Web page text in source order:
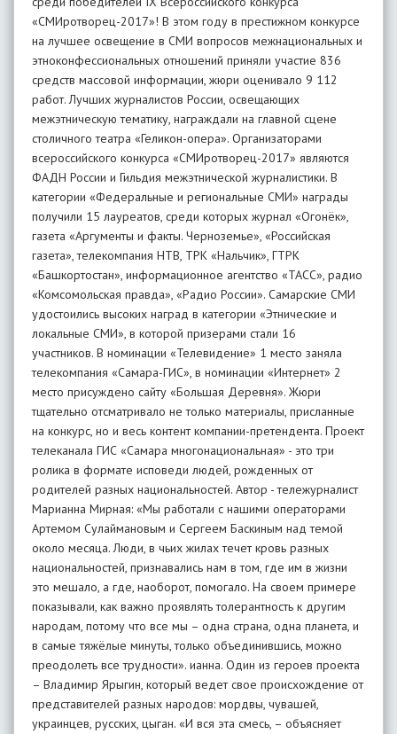
«СМИротворец-2017»! В этом году в престижном конкурсе
на лучшее освещение в СМИ вопросов межнациональных и
этноконфессиональных отношений приняли участие 836
средств массовой информации, жюри оценивало 9 112
работ. Лучших журналистов России, освещающих
межэтническую тематику, награждали на главной сцене
столичного театра «Геликон-опера». Организаторами
всероссийского конкурса «СМИротворец-2017» являются
ФАДН России и Гильдия межэтнической журналистики. В
категории «Федеральные и региональные СМИ» награды
получили 15 лауреатов, среди которых журнал «Огонёк»,
газета «Аргументы и факты. Черноземье», «Российская
газета», телекомпания НТВ, ТРК «Нальчик», ГТРК
«Башкортостан», информационное агентство «ТАСС», радио
«Комсомольская правда», «Радио России». Самарские СМИ
удостоились высоких наград в категории «Этнические и
локальные СМИ», в которой призерами стали 16
участников. В номинации «Телевидение» 1 место заняла
телекомпания «Самара-ГИС», в номинации «Интернет» 2
место присуждено сайту «Большая Деревня». Жюри
тщательно отсматривало не только материалы, присланные
на конкурс, но и весь контент компании-претендента. Проект
телеканала ГИС «Самара многонациональная» - это три
ролика в формате исповеди людей, рожденных от
родителей разных национальностей. Автор - тележурналист
Марианна Мирная: «Мы работали с нашими операторами
Артемом Сулаймановым и Сергеем Баскиным над темой
около месяца. Люди, в чьих жилах течет кровь разных
национальностей, признавались нам в том, где им в жизни
это мешало, а где, наоборот, помогало. На своем примере
показывали, как важно проявлять толерантность к другим
народам, потому что все мы – одна страна, одна планета, и
в самые тяжёлые минуты, только объединившись, можно
преодолеть все трудности». ианна. Один из героев проекта
– Владимир Ярыгин, который ведет свое происхождение от
представителей разных народов: мордвы, чувашей,
украинцев, русских, цыган. «И вся эта смесь, – объясняет